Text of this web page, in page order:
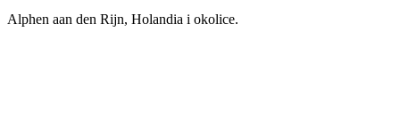
Alphen aan den Rijn, Holandia i okolice.